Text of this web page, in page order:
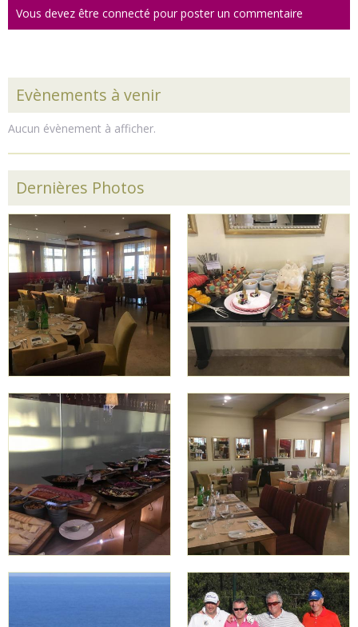
Vous devez être connecté pour poster un commentaire
Evènements à venir
Aucun évènement à afficher.
Dernières Photos